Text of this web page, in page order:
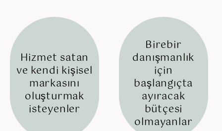
Hizmet satan
ve kendi kişisel
markasını
oluşturmak
isteyenler​
Birebir
danışmanlık
için
başlangıçta
ayıracak
bütçesi
olmayanlar​